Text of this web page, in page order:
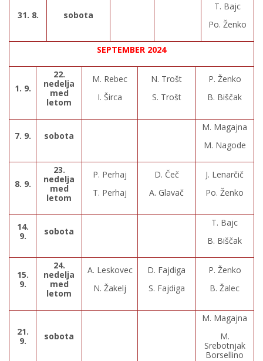
31. 8. sobota
T. Bajc
Po. Ženko
SEPTEMBER 2024
1. 9.
22.
nedelja
med
letom
M. Rebec
I. Širca
N. Trošt
S. Trošt
P. Ženko
B. Biščak
7. 9. sobota
M. Magajna
M. Nagode
8. 9.
23.
nedelja
med
letom
P. Perhaj
T. Perhaj
D. Čeč
A. Glavač
J. Lenarčič
Po. Ženko
14.
9.
sobota
T. Bajc
B. Biščak
15.
9.
24.
nedelja
med
letom
A. Leskovec
N. Žakelj
D. Fajdiga
S. Fajdiga
P. Ženko
B. Žalec
21.
9.
sobota
M. Magajna
M.
Srebotnjak
Borsellino